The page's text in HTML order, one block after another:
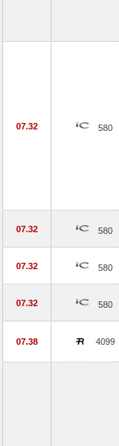
07.32 580
07.32 580
07.32 580
07.32 580
07.38 4099